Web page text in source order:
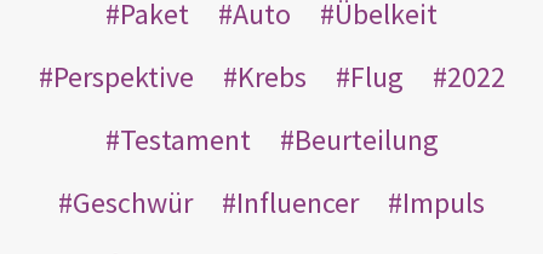
Paket
Auto
Übelkeit
Perspektive
Krebs Flug
2022
Testament
Beurteilung
Geschwür
Influencer
Impuls